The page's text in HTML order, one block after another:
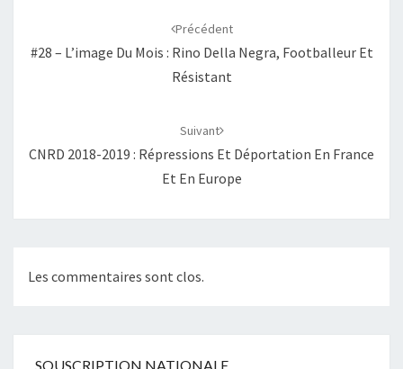
Précédent
#28 – L’image Du Mois : Rino Della Negra, Footballeur Et
Résistant
Suivant
CNRD 2018-2019 : Répressions Et Déportation En France
Et En Europe
Les commentaires sont clos.
SOUSCRIPTION NATIONALE